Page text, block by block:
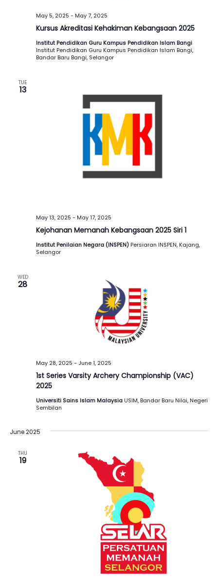
Kursus Akreditasi Kehakiman Kebangsaan 2025
May 5, 2025 - May 7, 2025
Institut Pendidikan Guru Kampus Pendidikan Islam Bangi
Institut Pendidikan Guru Kampus Pendidikan Islam Bangi,
Bandar Baru Bangi, Selangor
TUE
13
Kejohanan Memanah Kebangsaan 2025 Siri 1
May 13, 2025 - May 17, 2025
Institut Penilaian Negara (INSPEN) Persiaran INSPEN, Kajang,
Selangor
WED
28
1st Series Varsity Archery Championship (VAC)
2025
May 28, 2025 - June 1, 2025
Universiti Sains Islam Malaysia USIM, Bandar Baru Nilai, Negeri
Sembilan
June 2025
THU
19